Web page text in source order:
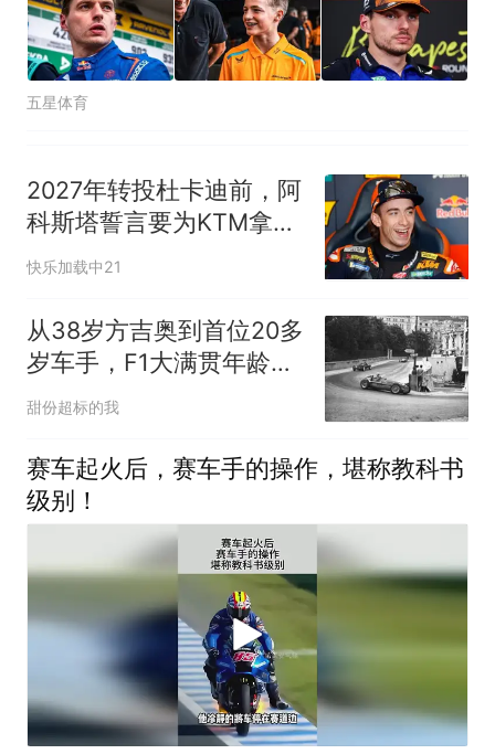
五星体育
2027年转投杜卡迪前，阿
科斯塔誓言要为KTM拿下
首胜
快乐加载中21
从38岁方吉奥到首位20多
岁车手，F1大满贯年龄纪
录这样演变
甜份超标的我
赛车起火后，赛车手的操作，堪称教科书
级别！